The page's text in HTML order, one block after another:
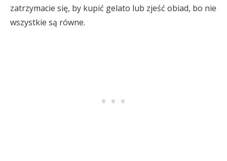
zatrzymacie się, by kupić gelato lub zjeść obiad, bo nie
wszystkie są równe.